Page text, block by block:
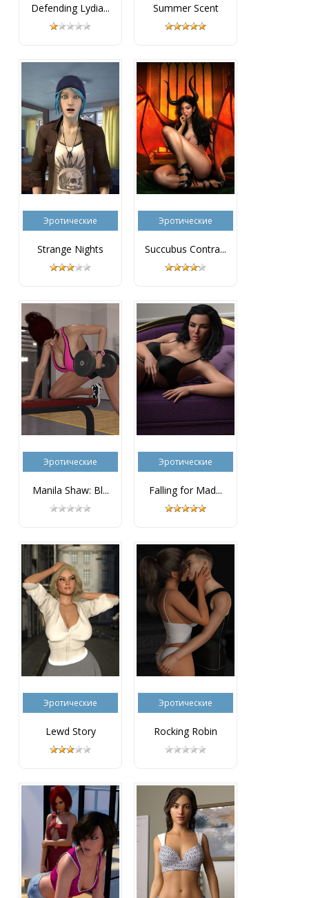
Defending Lydia... Summer Scent
Эротические
Strange Nights
Эротические
Succubus Contra...
Эротические
Manila Shaw: Bl...
Эротические
Falling for Mad...
Эротические
Lewd Story
Эротические
Rocking Robin